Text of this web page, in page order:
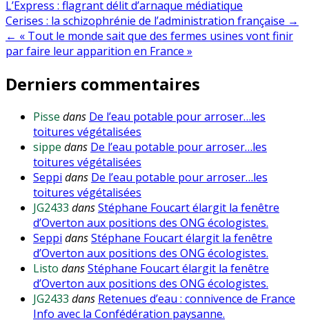
L’Express : flagrant délit d’arnaque médiatique
Navigation
de
Cerises : la schizophrénie de l’administration française →
← « Tout le monde sait que des fermes usines vont finir
par faire leur apparition en France »
Derniers commentaires
Pisse dans De l’eau potable pour arroser…les
toitures végétalisées
sippe dans De l’eau potable pour arroser…les
toitures végétalisées
Seppi dans De l’eau potable pour arroser…les
toitures végétalisées
JG2433 dansStéphane Foucart élargit la fenêtre
d’Overton aux positions des ONG écologistes.
Seppi dansStéphane Foucart élargit la fenêtre
d’Overton aux positions des ONG écologistes.
Listo dansStéphane Foucart élargit la fenêtre
d’Overton aux positions des ONG écologistes.
JG2433 dans Retenues d’eau : connivence de France
Info avec la Confédération paysanne.